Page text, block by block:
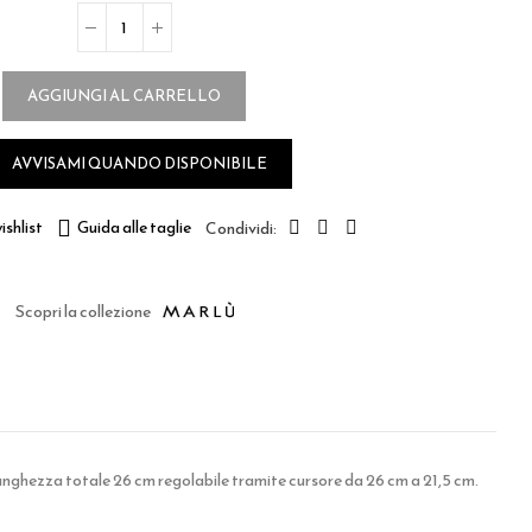
AGGIUNGI AL CARRELLO
AVVISAMI QUANDO DISPONIBILE
Guida alle taglie
Scopri la collezione
totale 26 cm regolabile tramite cursore da 26 cm a 21,5 cm.